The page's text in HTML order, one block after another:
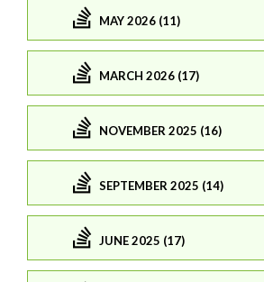
MAY 2026 (11)
MARCH 2026 (17)
NOVEMBER 2025 (16)
SEPTEMBER 2025 (14)
JUNE 2025 (17)